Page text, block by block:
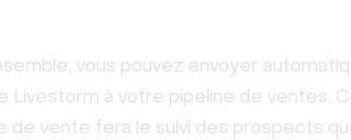
vous pouvez envoyer
à votre pipeline de ventes.
de vente fera le suivi des prospects